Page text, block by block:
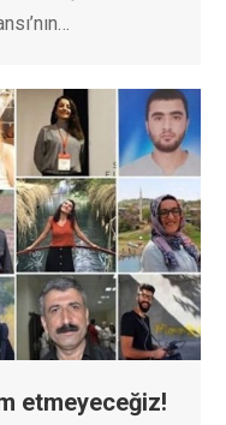
etmeyeceğiz!